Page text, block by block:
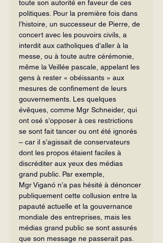
toute son autorité en faveur de ces
politiques. Pour la première fois dans
l’histoire, un successeur de Pierre, de
concert avec les pouvoirs civils, a
interdit aux catholiques d’aller à la
messe, ou à toute autre cérémonie,
même la Veillée pascale, appelant les
gens à rester « obéissants » aux
mesures de confinement de leurs
gouvernements. Les quelques
évêques, comme Mgr Schneider, qui
ont osé s’opposer à ces restrictions
se sont fait tancer ou ont été ignorés
– car il s’agissait de conservateurs
dont les propos étaient faciles à
discréditer aux yeux des médias
grand public. Par exemple,
Mgr Viganó n’a pas hésité à dénoncer
publiquement cette collusion entre la
papauté actuelle et la gouvernance
mondiale des entreprises, mais les
médias grand public se sont assurés
que son message ne passerait pas.